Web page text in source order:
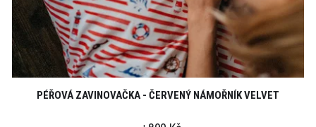
PÉŘOVÁ ZAVINOVAČKA - ČERVENÝ NÁMOŘNÍK VELVET